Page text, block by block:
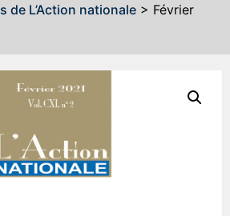
de L’Action nationale > Février